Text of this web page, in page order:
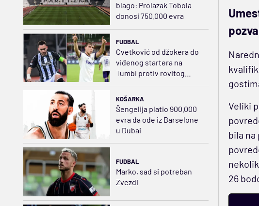
blago: Prolazak Tobola
donosi 750.000 evra
FUDBAL
Cvetković od džokera do
viđenog startera na
Tumbi protiv rovitog
Živkovića
KOŠARKA
Šengelija platio 900.000
evra da ode iz Barselone
u Dubai
FUDBAL
Marko, sad si potreban
Zvezdi
Veliki
bila
26